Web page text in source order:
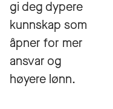
gi deg dypere
kunnskap som
åpner for mer
ansvar og
høyere lønn.